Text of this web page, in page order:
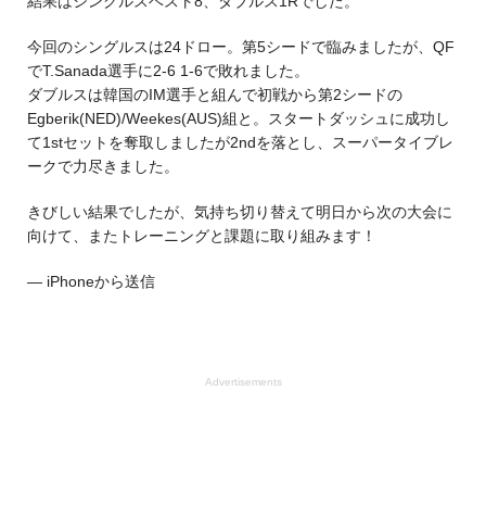
今回のシングルスは24ドロー。第5シードで臨みましたが、QF
でT.Sanada選手に2-6 1-6で敗れました。
ダブルスは韓国のIM選手と組んで初戦から第2シードの
Egberik(NED)/Weekes(AUS)組と。スタートダッシュに成功し
て1stセットを奪取しましたが2ndを落とし、スーパータイブレ
ークで力尽きました。
きびしい結果でしたが、気持ち切り替えて明日から次の大会に
向けて、またトレーニングと課題に取り組みます！
— iPhoneから送信
Advertisements